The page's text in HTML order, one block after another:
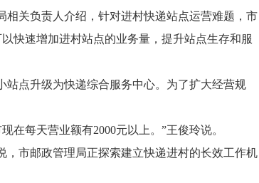
相关负责人介绍，针对进村快递站点运营难题，市
快速增加进村站点的业务量，提升站点生存和服
站点升级为快递综合服务中心。为了扩大经营规
在每天营业额有2000元以上。”王俊玲说。
，市邮政管理局正探索建立快递进村的长效工作机